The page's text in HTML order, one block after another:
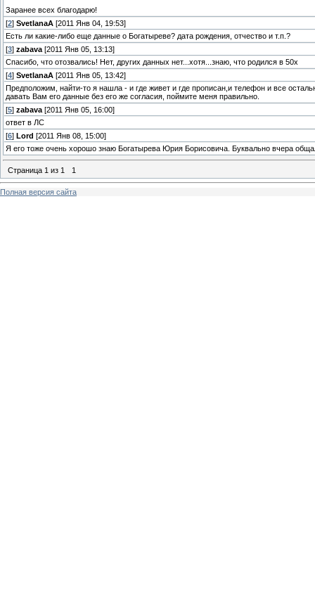
Заранее всех благодарю!
[2] SvetlanaA [2011 Янв 04, 19:53]
Есть ли какие-либо еще данные о Богатыреве? дата рождения, отчество и т.п.?
[3] zabava [2011 Янв 05, 13:13]
Спасибо, что отозвались! Нет, других данных нет...хотя...знаю, что родился в 50х
[4] SvetlanaA [2011 Янв 05, 13:42]
Предположим, найти-то я нашла - и где живет и где прописан,и телефон и все
давать Вам его данные без его же согласия, поймите меня правильно.
[5] zabava [2011 Янв 05, 16:00]
ответ в ЛС
[6] Lord [2011 Янв 08, 15:00]
Я его тоже очень хорошо знаю Богатырева Юрия Борисовича. Буквально вчера
Страница 1 из 1 1
Полная версия сайта